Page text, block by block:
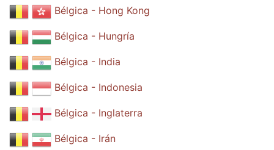
Bélgica - Hong Kong
Bélgica - Hungría
Bélgica - India
Bélgica - Indonesia
Bélgica - Inglaterra
Bélgica - Irán